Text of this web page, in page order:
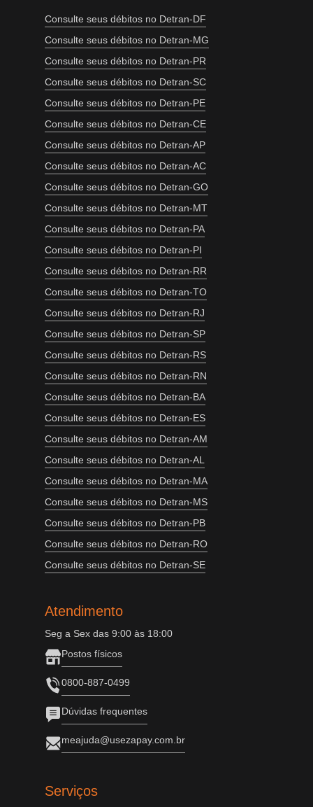
Consulte seus débitos no Detran-DF
Consulte seus débitos no Detran-MG
Consulte seus débitos no Detran-PR
Consulte seus débitos no Detran-SC
Consulte seus débitos no Detran-PE
Consulte seus débitos no Detran-CE
Consulte seus débitos no Detran-AP
Consulte seus débitos no Detran-AC
Consulte seus débitos no Detran-GO
Consulte seus débitos no Detran-MT
Consulte seus débitos no Detran-PA
Consulte seus débitos no Detran-PI
Consulte seus débitos no Detran-RR
Consulte seus débitos no Detran-TO
Consulte seus débitos no Detran-RJ
Consulte seus débitos no Detran-SP
Consulte seus débitos no Detran-RS
Consulte seus débitos no Detran-RN
Consulte seus débitos no Detran-BA
Consulte seus débitos no Detran-ES
Consulte seus débitos no Detran-AM
Consulte seus débitos no Detran-AL
Consulte seus débitos no Detran-MA
Consulte seus débitos no Detran-MS
Consulte seus débitos no Detran-PB
Consulte seus débitos no Detran-RO
Consulte seus débitos no Detran-SE
Atendimento
Seg a Sex das 9:00 às 18:00
Postos físicos
0800-887-0499
Dúvidas frequentes
meajuda@usezapay.com.br
Serviços